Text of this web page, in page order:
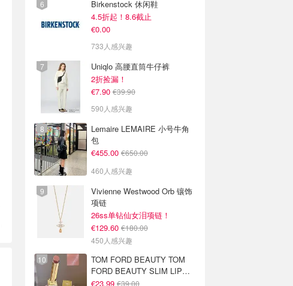
Birkenstock 休闲鞋
4.5折起！8.6截止
€0.00
733人感兴趣
Uniqlo 高腰直筒牛仔裤
2折捡漏！
€7.90 €39.90
590人感兴趣
Lemaire LEMAIRE 小号牛角
包
€455.00 €650.00
460人感兴趣
Vivienne Westwood Orb 镶饰
项链
26ss单钻仙女泪项链！
€129.60 €180.00
450人感兴趣
TOM FORD BEAUTY TOM
FORD BEAUTY SLIM LIP
COLOR SHINE 口红 open
€23.99 €39.00